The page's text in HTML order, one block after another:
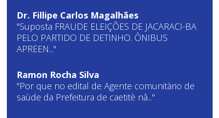
Dr. Fillipe Carlos Magalhães
"Suposta FRAUDE ELEIÇÕES DE JACARACI-BA
PELO PARTIDO DE DETINHO. ÔNIBUS
APREEN..."
Ramon Rocha Silva
"Por que no edital de Agente comunitàrio de
saùde da Prefeitura de caetitè nâ..."